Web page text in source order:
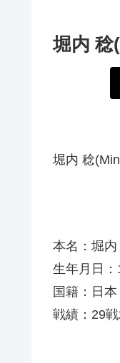
堀内
堀内 稔
本名：堀内
生年月日：
国籍：日本
戦績：29